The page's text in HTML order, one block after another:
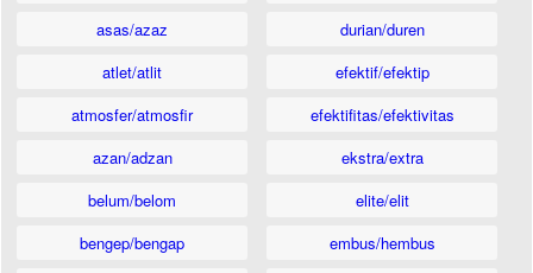
asas/azaz
atlet/atlit
atmosfer/atmosfir
azan/adzan
belum/belom
bengep/bengap
durian/duren
efektif/efektip
efektifitas/efektivitas
ekstra/extra
elite/elit
embus/hembus